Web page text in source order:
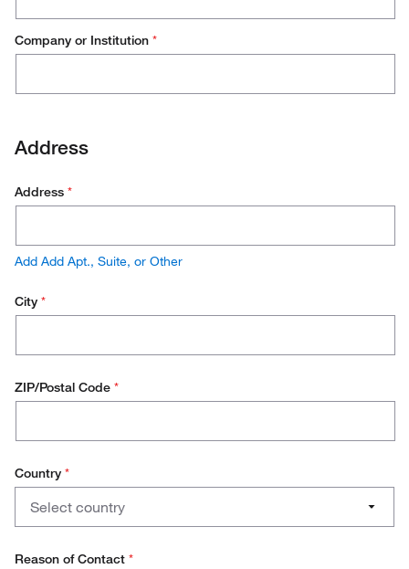
Production Management
Operations / Facilities Management
Environmental Health and Safety (EH&S)
Stores Manager
Company or Institution *
Address
Address *
Add Add Apt., Suite, or Other
City *
ZIP/Postal Code *
Country *
Select country
Reason of Contact *